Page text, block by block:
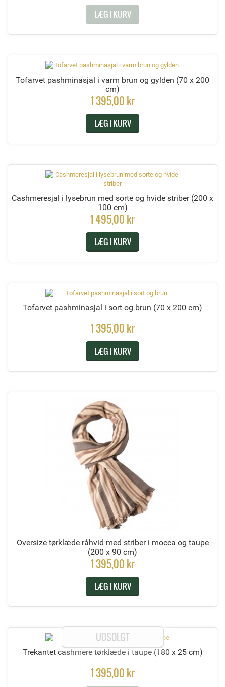
LÆG I KURV
Tofarvet pashminasjal i varm brun og gylden (70 x 200
cm)
1 395,00 kr
LÆG I KURV
Cashmeresjal i lysebrun med sorte og hvide striber (200 x
100 cm)
1 495,00 kr
LÆG I KURV
Tofarvet pashminasjal i sort og brun (70 x 200 cm)
1 395,00 kr
LÆG I KURV
Oversize tørklæde råhvid med striber i mocca og taupe
(200 x 90 cm)
1 395,00 kr
LÆG I KURV
UDSOLGT
Trekantet cashmere tørklæde i taupe (180 x 25 cm)
1 395,00 kr